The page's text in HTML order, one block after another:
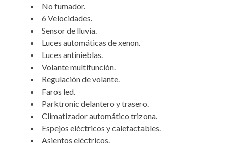
No fumador.
6 Velocidades.
Sensor de lluvia.
Luces automáticas de xenon.
Luces antinieblas.
Volante multifunción.
Regulación de volante.
Faros led.
Parktronic delantero y trasero.
Climatizador automático trizona.
Espejos eléctricos y calefactables.
Asientos eléctricos.